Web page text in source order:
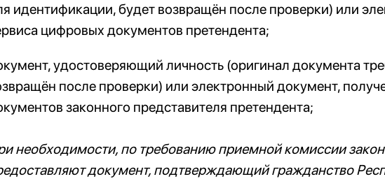
идентификации, будет возвращён после проверки) или
цифровых документов претендента;
удостоверяющий личность (оригинал документа
после проверки) или электронный документ,
законного представителя претендента;
необходимости, по требованию приемной комиссии
документ, подтверждающий гражданство